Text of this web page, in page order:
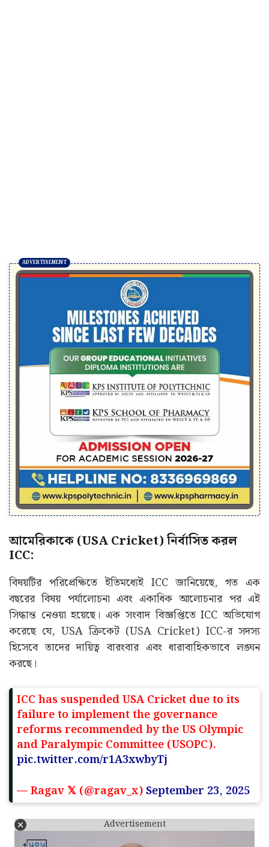
আমেরিকাকে (USA Cricket) নির্বাসিত করল
ICC:
বিষয়টির পরিপ্রেক্ষিতে ইতিমধ্যেই ICC জানিয়েছে, গত এক
বছরের বিষয় পর্যালোচনা এবং একাধিক আলোচনার পর এই
সিদ্ধান্ত নেওয়া হয়েছে। এক সংবাদ বিজ্ঞপ্তিতে ICC অভিযোগ
করেছে যে, USA ক্রিকেট (USA Cricket) ICC-র সদস্য
হিসেবে তাদের দায়িত্ব বারংবার এবং ধারাবাহিকভাবে লঙ্ঘন
করছে।
ICC has suspended USA Cricket due to its
failure to implement the governance
reforms recommended by the US Olympic
and Paralympic Committee (USOPC).
pic.twitter.com/r1A3xwbyTj
— Ragav 𝕏 (@ragav_x)September 23, 2025
Advertisement